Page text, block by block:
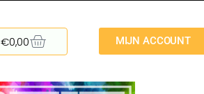
€0,00 MIJN ACCOUNT